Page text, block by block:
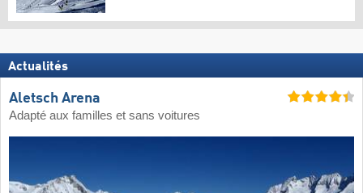
Actualités
Aletsch Arena
Adapté aux familles et sans voitures